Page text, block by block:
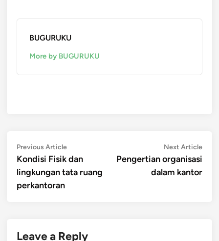
BUGURUKU
More by BUGURUKU
Post
navigation
Previous ArticlePrevious
article:
Kondisi Fisik dan
lingkungan tata ruang
perkantoran
Next ArticleNext
Pengertian organisasi
dalam kantor
Leave a Reply